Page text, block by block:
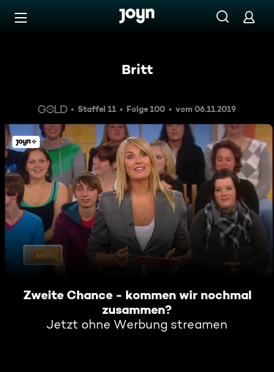
Zum Inhalt springen
Britt
Staffel 11 Folge 100 vom 06.11.2019
Zweite Chance - kommen wir nochmal
zusammen?
Jetzt ohne Werbung streamen